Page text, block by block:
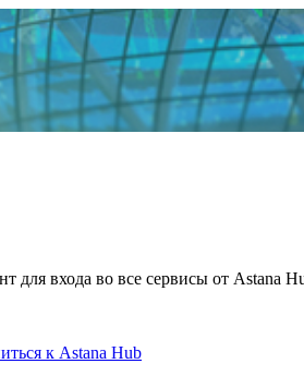
входа во все сервисы от Astana
к Astana Hub